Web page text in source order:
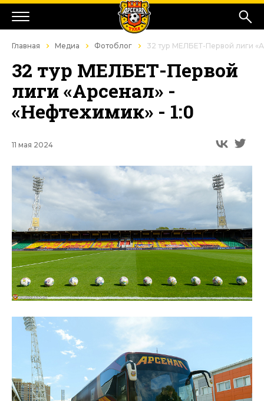
Главная Медиа Фотоблог 32 тур МЕЛБЕТ-Первой лиги
32 тур МЕЛБЕТ-Первой
лиги «Арсенал» -
«Нефтехимик» - 1:0
11 мая 2024